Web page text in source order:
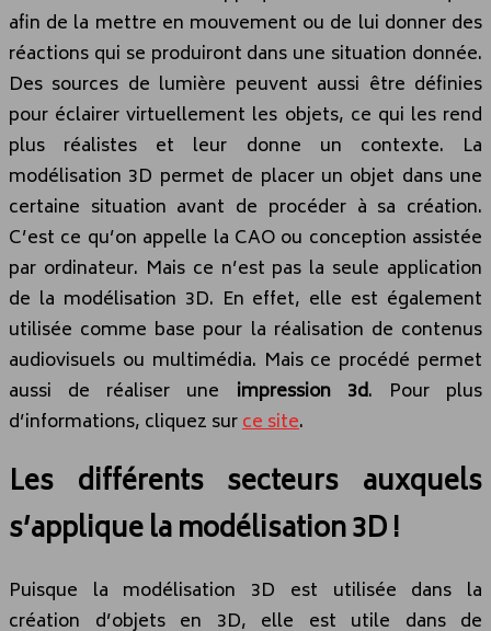
afin de la mettre en mouvement ou de lui donner des
réactions qui se produiront dans une situation donnée.
Des sources de lumière peuvent aussi être définies
pour éclairer virtuellement les objets, ce qui les rend
plus réalistes et leur donne un contexte. La
modélisation 3D permet de placer un objet dans une
certaine situation avant de procéder à sa création.
C’est ce qu’on appelle la CAO ou conception assistée
par ordinateur. Mais ce n’est pas la seule application
de la modélisation 3D. En effet, elle est également
utilisée comme base pour la réalisation de contenus
audiovisuels ou multimédia. Mais ce procédé permet
aussi de réaliser une impression 3d. Pour plus
d’informations, cliquez surce site.
Les différents secteurs auxquels
s’applique la modélisation 3D !
Puisque la modélisation 3D est utilisée dans la
création d’objets en 3D, elle est utile dans de